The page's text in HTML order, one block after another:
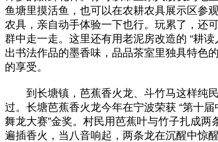
鱼塘里摸活鱼，也可以在农耕农具展示区参
农具，亲自动手体验一下也行。玩累了，还
群中走一走。这里还有用老泥房改造的 “耕
出书法作品的墨香味，品品茶室里独具特色
的享受。
到长塘镇，芭蕉香火龙、斗竹马这样纯
过。长塘芭蕉香火龙今年在宁波荣获 “第十
舞龙大赛”金奖。村民用芭蕉叶与竹子扎成两
遍插香火，当八音响起，两条龙在沉醒中惊